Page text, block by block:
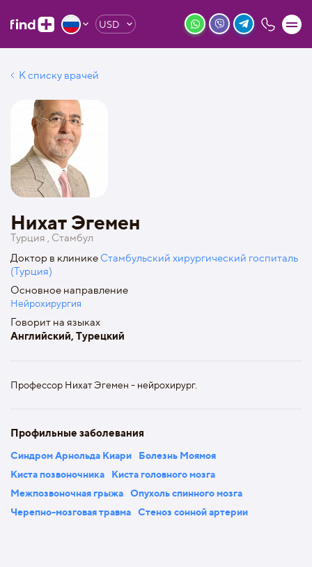
USD
К списку врачей
Нихат Эгемен
Турция , Стамбул
Доктор в клинике Стамбульский хирургический госпиталь
(Турция)
Основное направление
Нейрохирургия
Говорит на языках
Английский, Турецкий
Профессор Нихат Эгемен - нейрохирург.
Профильные заболевания
Синдром Арнольда Киари
Болезнь Моямоя
Киста позвоночника
Киста головного мозга
Межпозвоночная грыжа Опухоль спинного мозга
Черепно-мозговая травма Стеноз сонной артерии